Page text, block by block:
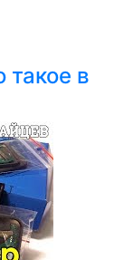
такое в